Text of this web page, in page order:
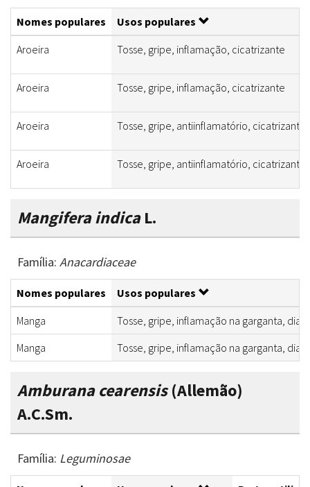
Nomes populares
Usos populares
Aroeira
Tosse, gripe, inflamação, cicatrizante
Aroeira Tosse, gripe, inflamação, cicatrizante
Aroeira Tosse, gripe, antiinflamatório, cicatrizante
Aroeira Tosse, gripe, antiinflamatório, cicatrizante
Mangifera indicaL.
Família: Anacardiaceae
Nomes populares
Usos populares
Manga
Tosse, gripe, inflamação na garganta,
Manga
Tosse, gripe, inflamação na garganta,
Amburana cearensis(Allemão)
A.C.Sm.
Família: Leguminosae